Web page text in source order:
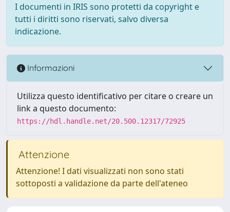
I documenti in IRIS sono protetti da copyright e
tutti i diritti sono riservati, salvo diversa
indicazione.
Informazioni
Utilizza questo identificativo per citare o creare un
link a questo documento:
https://hdl.handle.net/20.500.12317/72925
Attenzione
Attenzione! I dati visualizzati non sono stati
sottoposti a validazione da parte dell'ateneo